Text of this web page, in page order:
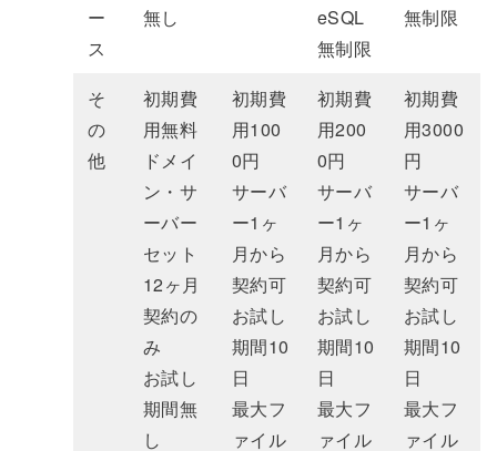
ー
ス
無し
eSQL
無制限
無制限
そ
の
他
初期費
用無料
ドメイ
ン・サ
ーバー
セット
12ヶ月
契約の
み
お試し
期間無
し
初期費
用100
0円
サーバ
ー1ヶ
月から
契約可
お試し
期間10
日
最大フ
ァイル
初期費
用200
0円
サーバ
ー1ヶ
月から
契約可
お試し
期間10
日
最大フ
ァイル
初期費
用3000
円
サーバ
ー1ヶ
月から
契約可
お試し
期間10
日
最大フ
ァイル